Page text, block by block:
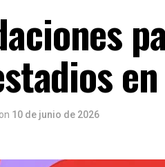
on 10 de junio de 2026